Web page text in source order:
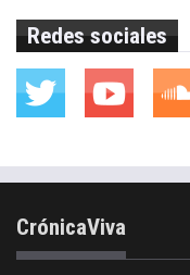
Redes sociales
CrónicaViva